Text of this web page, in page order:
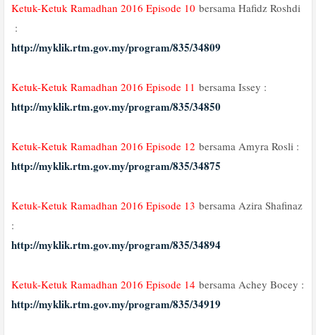
Ketuk-Ketuk Ramadhan 2016 Episode 10 bersama Hafidz Roshdi
:
http://myklik.rtm.gov.my/program/835/34809
Ketuk-Ketuk Ramadhan 2016 Episode 11 bersama Issey :
http://myklik.rtm.gov.my/program/835/34850
Ketuk-Ketuk Ramadhan 2016 Episode 12 bersama Amyra Rosli :
http://myklik.rtm.gov.my/program/835/34875
Ketuk-Ketuk Ramadhan 2016 Episode 13 bersama Azira Shafinaz
:
http://myklik.rtm.gov.my/program/835/34894
Ketuk-Ketuk Ramadhan 2016 Episode 14 bersama Achey Bocey :
http://myklik.rtm.gov.my/program/835/34919